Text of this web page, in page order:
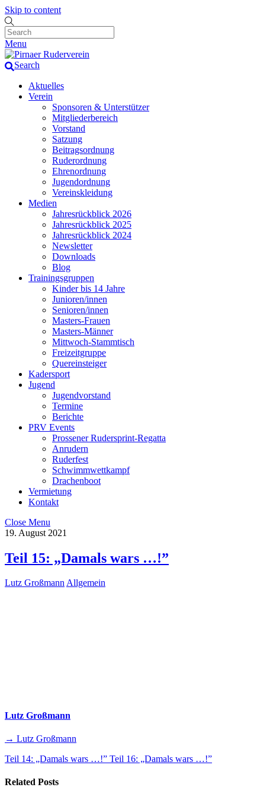
Skip to content
Menu
Search
Aktuelles
Verein
Sponsoren & Unterstützer
Mitgliederbereich
Vorstand
Satzung
Beitragsordnung
Ruderordnung
Ehrenordnung
Jugendordnung
Vereinskleidung
Medien
Jahresrückblick 2026
Jahresrückblick 2025
Jahresrückblick 2024
Newsletter
Downloads
Blog
Trainingsgruppen
Kinder bis 14 Jahre
Junioren/innen
Senioren/innen
Masters-Frauen
Masters-Männer
Mittwoch-Stammtisch
Freizeitgruppe
Quereinsteiger
Kadersport
Jugend
Jugendvorstand
Termine
Berichte
PRV Events
Prossener Rudersprint-Regatta
Anrudern
Ruderfest
Schwimmwettkampf
Drachenboot
Vermietung
Kontakt
Close Menu
19. August 2021
Teil 15: „Damals wars …!”
Lutz GroßmannAllgemein
Lutz Großmann
→ Lutz Großmann
Teil 14: „Damals wars …!” Teil 16: „Damals wars …!”
Related Posts